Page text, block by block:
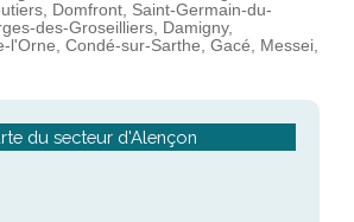
Domfront, Saint-Germain-du-
des-Groseilliers, Damigny,
l'Orne, Condé-sur-Sarthe, Gacé, Messei,
du secteur d'Alençon